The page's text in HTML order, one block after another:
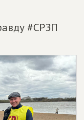
#СРЗП